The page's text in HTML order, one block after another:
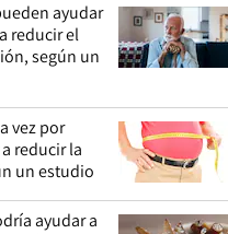
ayudar
reducir el
según un
vez por
reducir la
un estudio
ayudar a